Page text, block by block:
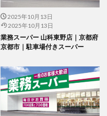
2025年10月13日
2025年10月13日
業務スーパー 山科東野店｜京都府
京都市｜駐車場付きスーパー